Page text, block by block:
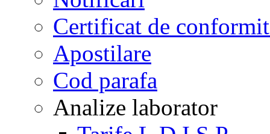
Certificat de
Apostilare
Cod parafa
Analize laborator